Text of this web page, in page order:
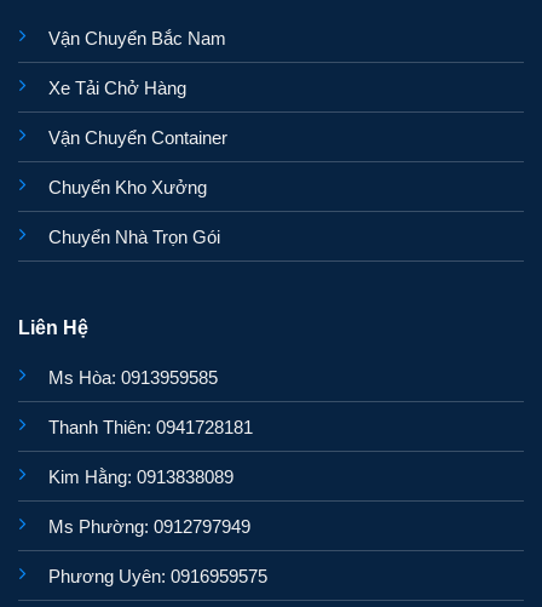
Vận Chuyển Bắc Nam
Xe Tải Chở Hàng
Vận Chuyển Container
Chuyển Kho Xưởng
Chuyển Nhà Trọn Gói
Liên Hệ
Ms Hòa: 0913959585
Thanh Thiên: 0941728181
Kim Hằng: 0913838089
Ms Phường: 0912797949
Phương Uyên: 0916959575